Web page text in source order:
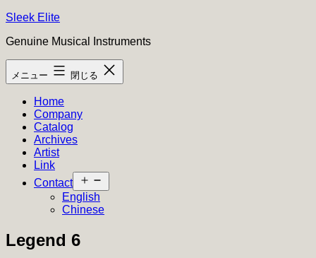
コ
テ
ン
ツ
Sleek Elite
Genuine Musical Instruments
メニュー 閉じる
Home
Company
Catalog
Archives
Artist
Link
Contact
ニ
ー
English
Chinese
Legend 6